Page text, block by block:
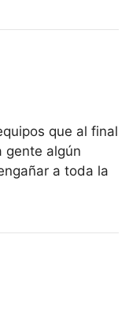
que al final
gente algún
a toda la